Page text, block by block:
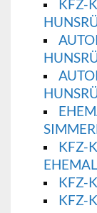
KFZ-
KFZ-
KFZ-
KFZ-